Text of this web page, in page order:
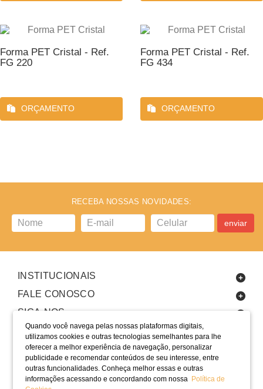
Quando você navega pelas nossas plataformas digitais,
utilizamos cookies e outras tecnologias semelhantes para lhe
oferecer a melhor experiência de navegação, personalizar
publicidade e recomendar conteúdos de seu interesse, entre
outras funcionalidades. Conheça melhor essas e outras
informações acessando e concordando com nossa Política de
Forma PET Cristal - Ref.
FG 220
ORÇAMENTO
Forma PET Cristal - Ref.
FG 434
ORÇAMENTO
RECEBA NOSSAS NOVIDADES:
enviar
INSTITUCIONAIS
FALE CONOSCO
SIGA-NOS